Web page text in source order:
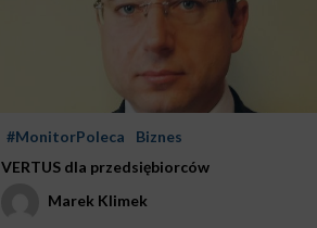
#MonitorPoleca
Biznes
VERTUS dla przedsiębiorców
Marek Klimek